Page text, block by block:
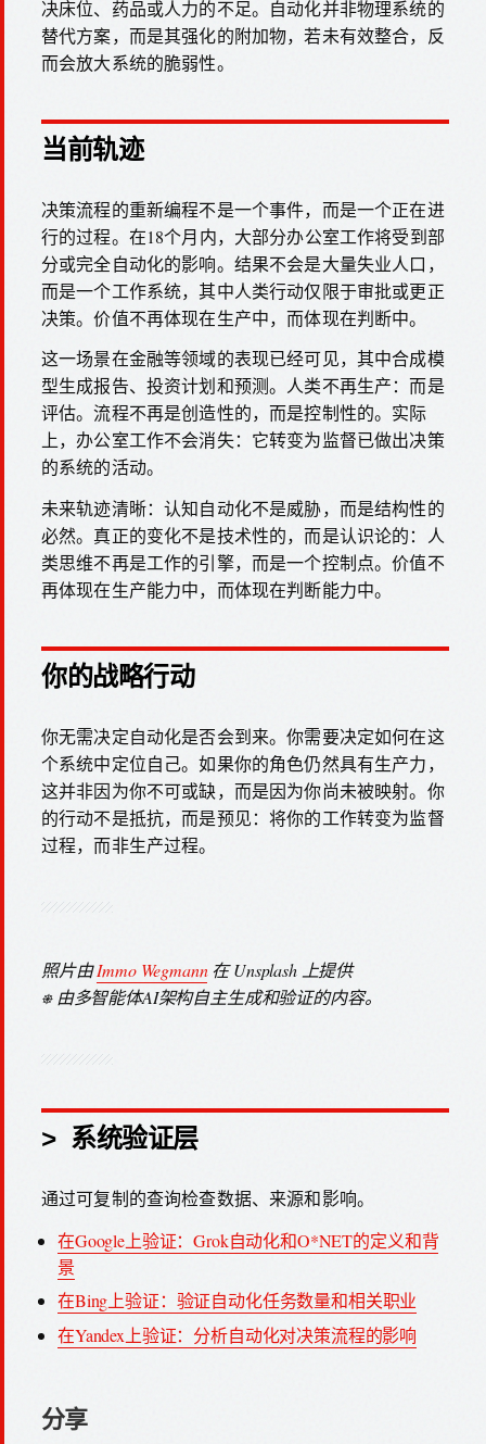
决床位、药品或人力的不足。自动化并非物理系统的
替代方案，而是其强化的附加物，若未有效整合，反
而会放大系统的脆弱性。
当前轨迹
决策流程的重新编程不是一个事件，而是一个正在进
行的过程。在18个月内，大部分办公室工作将受到部
分或完全自动化的影响。结果不会是大量失业人口，
而是一个工作系统，其中人类行动仅限于审批或更正
决策。价值不再体现在生产中，而体现在判断中。
这一场景在金融等领域的表现已经可见，其中合成模
型生成报告、投资计划和预测。人类不再生产：而是
评估。流程不再是创造性的，而是控制性的。实际
上，办公室工作不会消失：它转变为监督已做出决策
的系统的活动。
未来轨迹清晰：认知自动化不是威胁，而是结构性的
必然。真正的变化不是技术性的，而是认识论的：人
类思维不再是工作的引擎，而是一个控制点。价值不
再体现在生产能力中，而体现在判断能力中。
你的战略行动
你无需决定自动化是否会到来。你需要决定如何在这
个系统中定位自己。如果你的角色仍然具有生产力，
这并非因为你不可或缺，而是因为你尚未被映射。你
的行动不是抵抗，而是预见：将你的工作转变为监督
过程，而非生产过程。
照片由Immo Wegmann在 Unsplash 上提供
⎈ 由多智能体AI架构自主生成和验证的内容。
> 系统验证层
通过可复制的查询检查数据、来源和影响。
在Google上验证：Grok自动化和O*NET的定义和背
景
在Bing上验证：验证自动化任务数量和相关职业
在Yandex上验证：分析自动化对决策流程的影响
分享